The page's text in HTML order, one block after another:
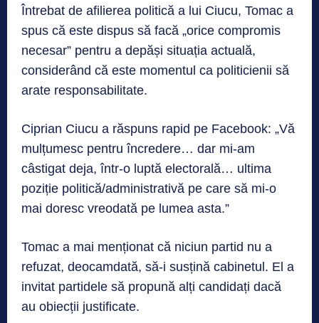
Întrebat de afilierea politică a lui Ciucu, Tomac a
spus că este dispus să facă „orice compromis
necesar” pentru a depăși situația actuală,
considerând că este momentul ca politicienii să
arate responsabilitate.
Ciprian Ciucu a răspuns rapid pe Facebook: „Vă
mulțumesc pentru încredere… dar mi-am
câstigat deja, într-o luptă electorală… ultima
poziție politică/administrativă pe care să mi-o
mai doresc vreodată pe lumea asta.”
Tomac a mai menționat că niciun partid nu a
refuzat, deocamdată, să-i susțină cabinetul. El a
invitat partidele să propună alți candidați dacă
au obiecții justificate.